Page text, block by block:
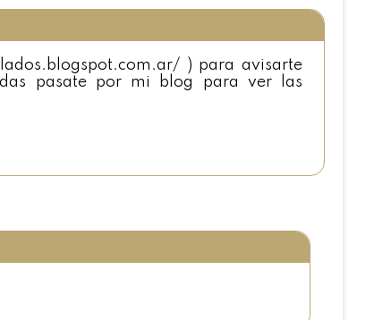
) para avisarte
pasate por mi blog para ver las